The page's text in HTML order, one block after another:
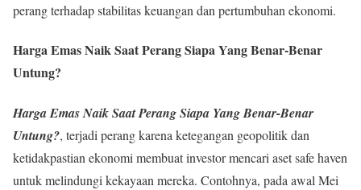
perang terhadap stabilitas keuangan dan pertumbuhan ekonomi.
Harga Emas Naik Saat Perang Siapa Yang Benar-Benar
Untung?
Harga Emas Naik Saat Perang Siapa Yang Benar-Benar
Untung?, terjadi perang karena ketegangan geopolitik dan
ketidakpastian ekonomi membuat investor mencari aset safe haven
untuk melindungi kekayaan mereka. Contohnya, pada awal Mei